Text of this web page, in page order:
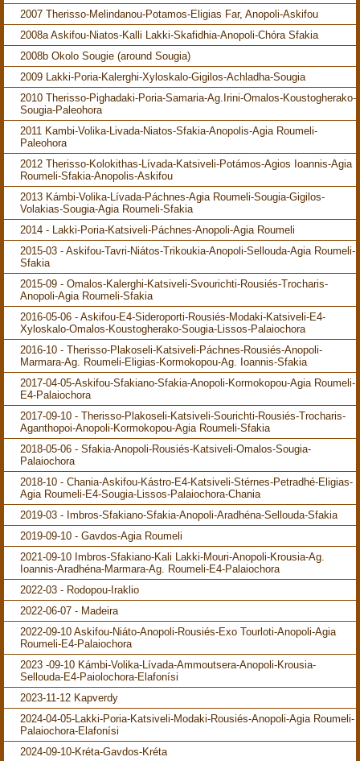
2007 Therisso-Melindanou-Potamos-Eligias Far, Anopoli-Askifou
2008a Askifou-Niatos-Kalli Lakki-Skafidhia-Anopoli-Chóra Sfakia
2008b Okolo Sougie (around Sougia)
2009 Lakki-Poria-Kalerghi-Xyloskalo-Gigilos-Achladha-Sougia
2010 Therisso-Pighadaki-Poria-Samaria-Ag.Irini-Omalos-Koustogherako-
Sougia-Paleohora
2011 Kambi-Volika-Livada-Niatos-Sfakia-Anopolis-Agia Roumeli-
Paleohora
2012 Therisso-Kolokithas-Lívada-Katsiveli-Potámos-Agios Ioannis-Agia
Roumeli-Sfakia-Anopolis-Askifou
2013 Kámbi-Volika-Lívada-Páchnes-Agia Roumeli-Sougia-Gigilos-
Volakias-Sougia-Agia Roumeli-Sfakia
2014 - Lakki-Poria-Katsiveli-Páchnes-Anopoli-Agia Roumeli
2015-03 - Askifou-Tavri-Niátos-Trikoukia-Anopoli-Sellouda-Agia Roumeli-
Sfakia
2015-09 - Omalos-Kalerghi-Katsiveli-Svourichti-Rousiés-Trocharis-
Anopoli-Agia Roumeli-Sfakia
2016-05-06 - Askifou-E4-Sideroporti-Rousiés-Modaki-Katsiveli-E4-
Xyloskalo-Omalos-Koustogherako-Sougia-Lissos-Palaiochora
2016-10 - Therisso-Plakoseli-Katsiveli-Páchnes-Rousiés-Anopoli-
Marmara-Ag. Roumeli-Eligias-Kormokopou-Ag. Ioannis-Sfakia
2017-04-05-Askifou-Sfakiano-Sfakia-Anopoli-Kormokopou-Agia Roumeli-
E4-Palaiochora
2017-09-10 - Therisso-Plakoseli-Katsiveli-Sourichti-Rousiés-Trocharis-
Aganthopoi-Anopoli-Kormokopou-Agia Roumeli-Sfakia
2018-05-06 - Sfakia-Anopoli-Rousiés-Katsiveli-Omalos-Sougia-
Palaiochora
2018-10 - Chania-Askifou-Kástro-E4-Katsiveli-Stérnes-Petradhé-Eligias-
Agia Roumeli-E4-Sougia-Lissos-Palaiochora-Chania
2019-03 - Imbros-Sfakiano-Sfakia-Anopoli-Aradhéna-Sellouda-Sfakia
2019-09-10 - Gavdos-Agia Roumeli
2021-09-10 Imbros-Sfakiano-Kali Lakki-Mouri-Anopoli-Krousia-Ag.
Ioannis-Aradhéna-Marmara-Ag. Roumeli-E4-Palaiochora
2022-03 - Rodopou-Iraklio
2022-06-07 - Madeira
2022-09-10 Askifou-Niáto-Anopoli-Rousiés-Exo Tourloti-Anopoli-Agia
Roumeli-E4-Palaiochora
2023 -09-10 Kámbi-Volika-Lívada-Ammoutsera-Anopoli-Krousia-
Sellouda-E4-Paiolochora-Elafonísi
2023-11-12 Kapverdy
2024-04-05-Lakki-Poria-Katsiveli-Modaki-Rousiés-Anopoli-Agia Roumeli-
Palaiochora-Elafonísi
2024-09-10-Kréta-Gavdos-Kréta